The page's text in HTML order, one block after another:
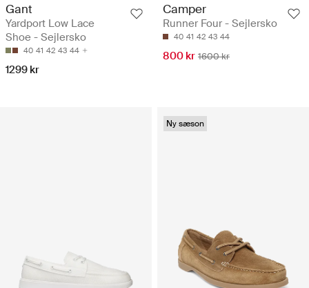
Gant
Yardport Low Lace
Shoe - Sejlersko
40 41 42 43 44
1299 kr
Camper
Runner Four - Sejlersko
40 41 42 43 44
800 kr 1600 kr
Ny sæson